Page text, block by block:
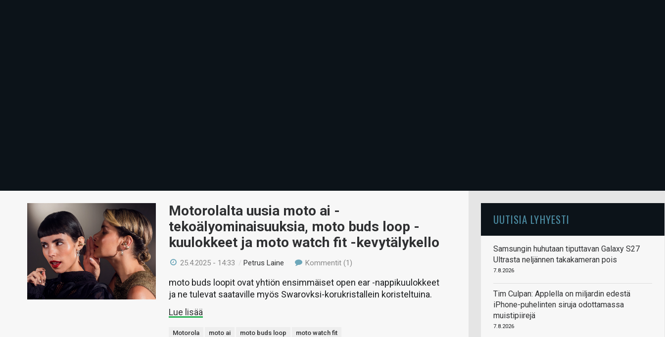
Motorolalta uusia moto ai -
tekoälyominaisuuksia, moto buds loop -
kuulokkeet ja moto watch fit -kevytälykello
25.4.2025 - 14:33 /Petrus Laine Kommentit (1)
moto buds loopit ovat yhtiön ensimmäiset open ear -nappikuulokkeet
ja ne tulevat saataville myös Swarovksi-korukristallein koristeltuina.
Lue lisää
Motorola moto ai moto buds loop moto watch fit
UUTISIA LYHYESTI
Samsungin huhutaan tiputtavan Galaxy S27
Ultrasta neljännen takakameran pois
7.8.2026
Tim Culpan: Applella on miljardin edestä
iPhone-puhelinten siruja odottamassa
muistipiirejä
7.8.2026